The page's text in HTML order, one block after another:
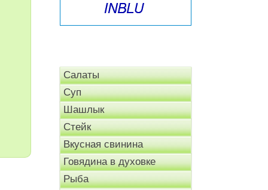
Салаты
Суп
Шашлык
Стейк
Вкусная свинина
Говядина в духовке
Рыба